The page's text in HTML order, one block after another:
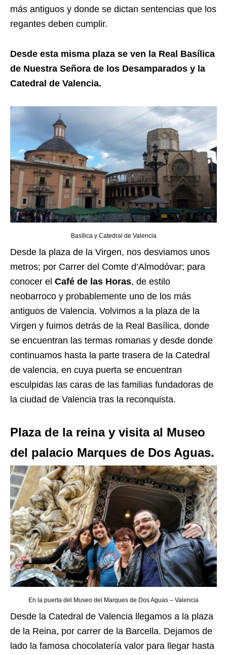
más antiguos y donde se dictan sentencias que los
regantes deben cumplir.
Desde esta misma plaza se ven la Real Basílica
de Nuestra Señora de los Desamparados y la
Catedral de Valencia.
Basílica y Catedral de Valencia
Desde la plaza de la Virgen, nos desviamos unos
metros; por Carrer del Comte d’Almodóvar; para
conocer el Café de las Horas, de estilo
neobarroco y probablemente uno de los más
antiguos de Valencia. Volvimos a la plaza de la
Virgen y fuimos detrás de la Real Basílica, donde
se encuentran las termas romanas y desde donde
continuamos hasta la parte trasera de la Catedral
de valencia, en cuya puerta se encuentran
esculpidas las caras de las familias fundadoras de
la ciudad de Valencia tras la reconquista.
Plaza de la reina y visita al Museo
del palacio Marques de Dos Aguas.
En la puerta del Museo del Marques de Dos Aguas – Valencia
Desde la Catedral de Valencia llegamos a la plaza
de la Reina, por carrer de la Barcella. Dejamos de
lado la famosa chocolatería valor para llegar hasta